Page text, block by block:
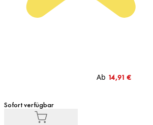
Ab 14,91 €
Sofort verfügbar